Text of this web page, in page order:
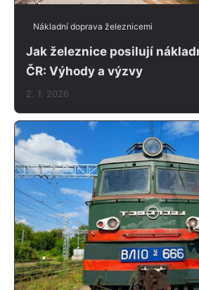
Nákladní doprava železnicemi
Jak železnice posilují
ČR: Výhody a výzvy
2. 1. 2026